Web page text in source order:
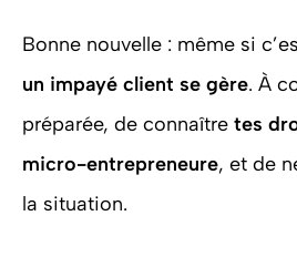
Bonne nouvelle : même si
un impayé client se gère. À
préparée, de connaître tes
micro-entrepreneure, et de
la situation.